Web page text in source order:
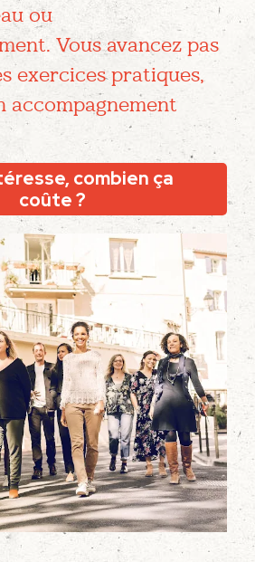
ou
Vous avancez pas
exercices pratiques,
accompagnement
combien ça
coûte ?